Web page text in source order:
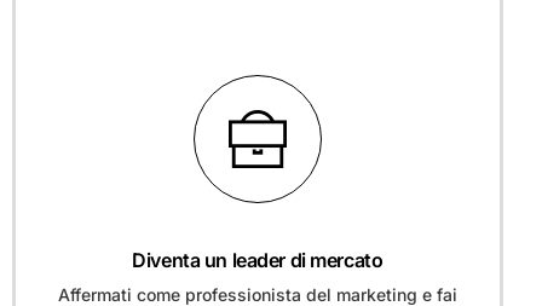
Diventa un leader di mercato
Affermati come professionista del marketing e fai